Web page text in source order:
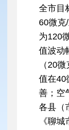
全市目
60微克
为120
值波动
（20
值在40
善；空
各县（
《聊